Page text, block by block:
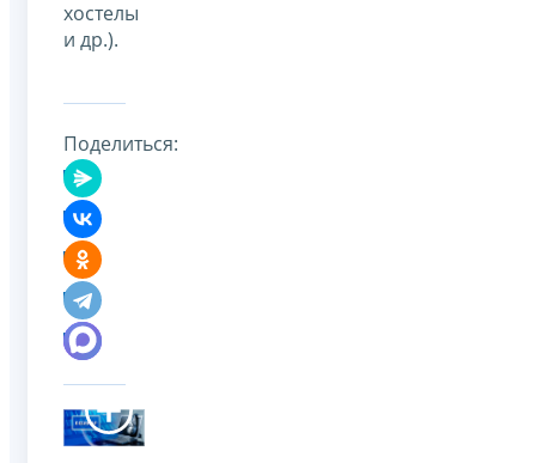
хостелы
и др.).
Поделиться: